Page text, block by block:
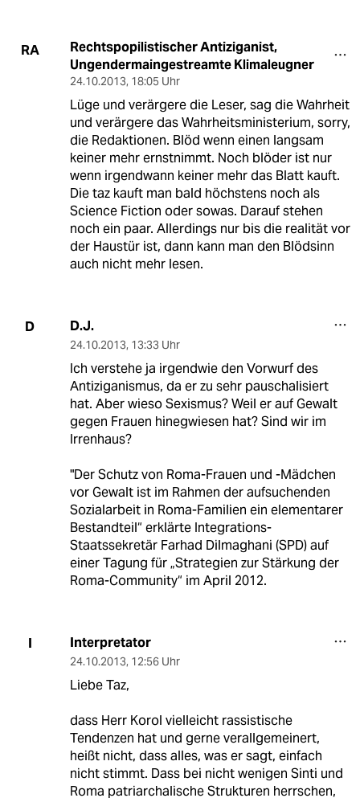
RA
Rechtspopilistischer Antiziganist,
Ungendermaingestreamte Klimaleugner
24.10.2013, 18:05 Uhr
Lüge und verärgere die Leser, sag die Wahrheit
und verärgere das Wahrheitsministerium, sorry,
die Redaktionen. Blöd wenn einen langsam
keiner mehr ernstnimmt. Noch blöder ist nur
wenn irgendwann keiner mehr das Blatt kauft.
Die taz kauft man bald höchstens noch als
Science Fiction oder sowas. Darauf stehen
noch ein paar. Allerdings nur bis die realität vor
der Haustür ist, dann kann man den Blödsinn
auch nicht mehr lesen.
D D.J.
24.10.2013, 13:33 Uhr
Ich verstehe ja irgendwie den Vorwurf des
Antiziganismus, da er zu sehr pauschalisiert
hat. Aber wieso Sexismus? Weil er auf Gewalt
gegen Frauen hinegwiesen hat? Sind wir im
Irrenhaus?
"Der Schutz von Roma-Frauen und -Mädchen
vor Gewalt ist im Rahmen der aufsuchenden
Sozialarbeit in Roma-Familien ein elementarer
Bestandteil“ erklärte Integrations-
Staatssekretär Farhad Dilmaghani (SPD) auf
einer Tagung für „Strategien zur Stärkung der
Roma-Community“ im April 2012.
I Interpretator
24.10.2013, 12:56 Uhr
Liebe Taz,
dass Herr Korol vielleicht rassistische
Tendenzen hat und gerne verallgemeinert,
heißt nicht, dass alles, was er sagt, einfach
nicht stimmt. Dass bei nicht wenigen Sinti und
Roma patriarchalische Strukturen herrschen,